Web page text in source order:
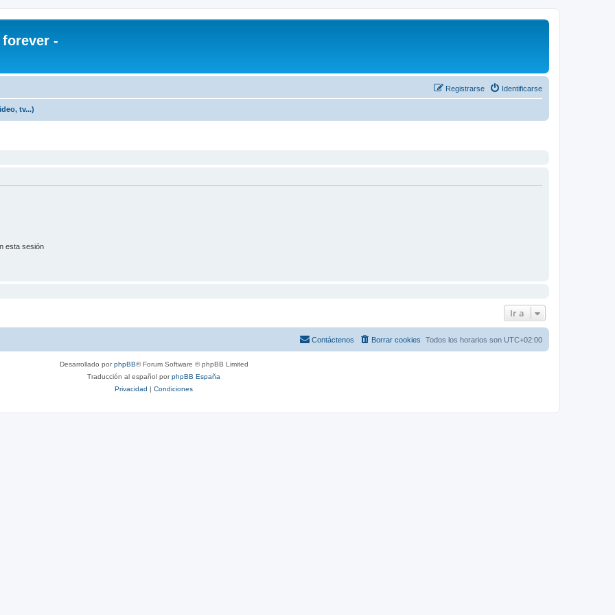
forever -
Identificarse
Registrarse
tv...)
esta sesión
Ir a
Todos los horarios son UTC+02:00
Borrar cookies
Contáctenos
Desarrollado porphpBB® Forum Software © phpBB Limited
Traducción al español porphpBB España
Privacidad | Condiciones